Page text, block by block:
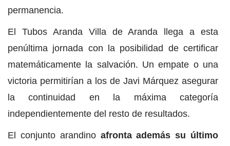
permanencia.
El Tubos Aranda Villa de Aranda llega a esta
penúltima jornada con la posibilidad de certificar
matemáticamente la salvación. Un empate o una
victoria permitirían a los de Javi Márquez asegurar
la continuidad en la máxima categoría
independientemente del resto de resultados.
El conjunto arandino afronta además su último